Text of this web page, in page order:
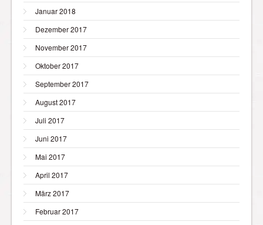
Januar 2018
Dezember 2017
November 2017
Oktober 2017
September 2017
August 2017
Juli 2017
Juni 2017
Mai 2017
April 2017
März 2017
Februar 2017